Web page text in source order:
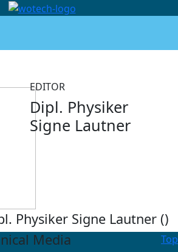
EDITOR
Dipl. Physiker
Signe Lautner
Physiker Signe Lautner ()
Top
Media